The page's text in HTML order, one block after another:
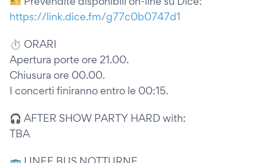
https://link.dice.fm/g77c0b0747d1
⏱ ORARI
Apertura porte ore 21.00.
Chiusura ore 00.00.
I concerti finiranno entro le 00:15.
🎧 AFTER SHOW PARTY HARD with:
TBA